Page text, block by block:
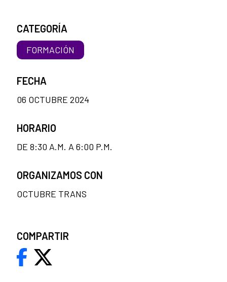
CATEGORÍA
FORMACIÓN
FECHA
06 OCTUBRE 2024
HORARIO
DE 8:30 A.M. A 6:00 P.M.
ORGANIZAMOS CON
OCTUBRE TRANS
COMPARTIR